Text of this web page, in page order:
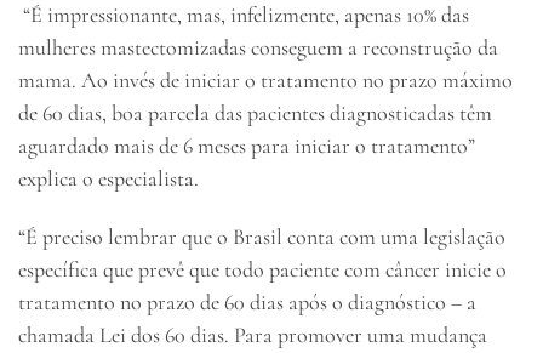
“É impressionante, mas, infelizmente, apenas 10% das
mulheres mastectomizadas conseguem a reconstrução da
mama. Ao invés de iniciar o tratamento no prazo máximo
de 60 dias, boa parcela das pacientes diagnosticadas têm
aguardado mais de 6 meses para iniciar o tratamento”
explica o especialista.
“É preciso lembrar que o Brasil conta com uma legislação
específica que prevê que todo paciente com câncer inicie o
tratamento no prazo de 60 dias após o diagnóstico – a
chamada Lei dos 60 dias. Para promover uma mudança